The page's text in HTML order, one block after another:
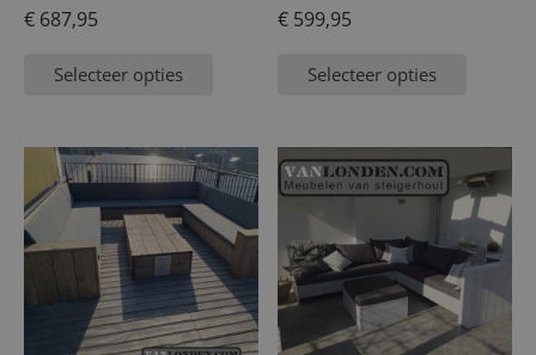
€ 687,95
Selecteer opties
€ 599,95
Selecteer opties